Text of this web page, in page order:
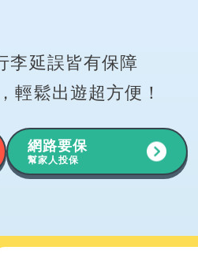
李延誤皆有保障
輕鬆出遊超方便！
網路要保
幫家人投保